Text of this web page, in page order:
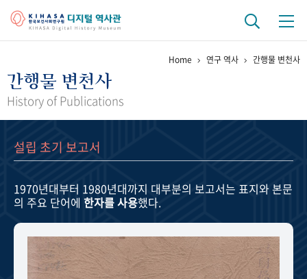
걸어온 길 기관 변천사
정책과 연구 키워드로 보는 연구 역사
연구자들
기록물 아카이브
사진 아카이브 문서 기록물 행정박물 영상 기록물
Home 연구 역사 간행물 변천사
간행물 변천사
History of Publications
설립 초기 보고서
1970년대부터 1980년대까지 대부분의 보고서는 표지와 본문
의 주요 단어에 한자를 사용했다.